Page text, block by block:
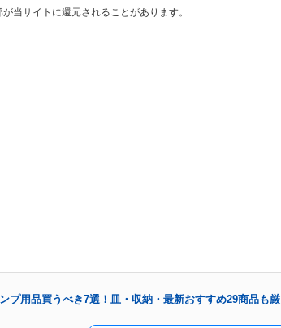
当サイトに還元されることがあります。
プ用品買うべき7選！皿・収納・最新おすすめ29商品も厳